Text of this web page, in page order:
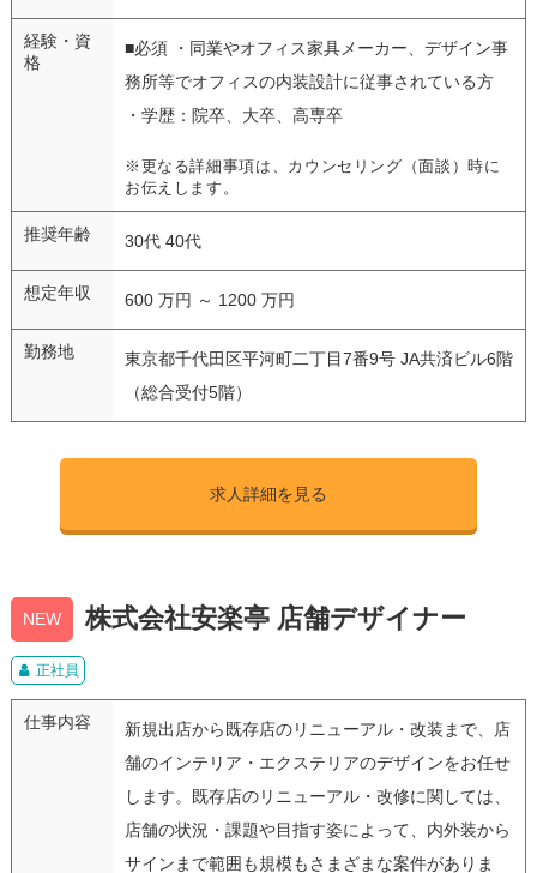
経験・資
格
■必須 ・同業やオフィス家具メーカー、デザイン事
務所等でオフィスの内装設計に従事されている方
・学歴：院卒、大卒、高専卒
※更なる詳細事項は、カウンセリング（面談）時に
お伝えします。
推奨年齢 30代 40代
想定年収 600 万円 ～ 1200 万円
勤務地
東京都千代田区平河町二丁目7番9号 JA共済ビル6階
（総合受付5階）
求人詳細を見る
NEW 株式会社安楽亭 店舗デザイナー
正社員
仕事内容
新規出店から既存店のリニューアル・改装まで、店
舗のインテリア・エクステリアのデザインをお任せ
します。既存店のリニューアル・改修に関しては、
店舗の状況・課題や目指す姿によって、内外装から
サインまで範囲も規模もさまざまな案件がありま